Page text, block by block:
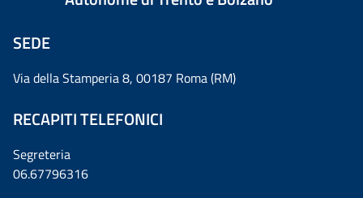
SEDE
Via della Stamperia 8, 00187 Roma (RM)
RECAPITI TELEFONICI
Segreteria
06.67796316